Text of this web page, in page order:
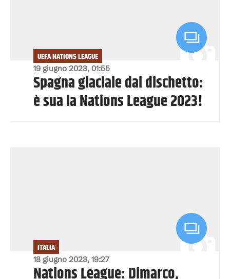
19 giugno 2023, 01:55
UEFA NATIONS LEAGUE
Spagna glaciale dal dischetto:
è sua la Nations League 2023!
18 giugno 2023, 19:27
ITALIA
Nations League: Dimarco,